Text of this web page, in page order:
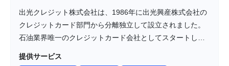
出光クレジット株式会社は、1986年に出光興産株式会社の
クレジットカード部門から分離独立して設立されました。
石油業界唯一のクレジットカード会社としてスタートし、
提供サービス